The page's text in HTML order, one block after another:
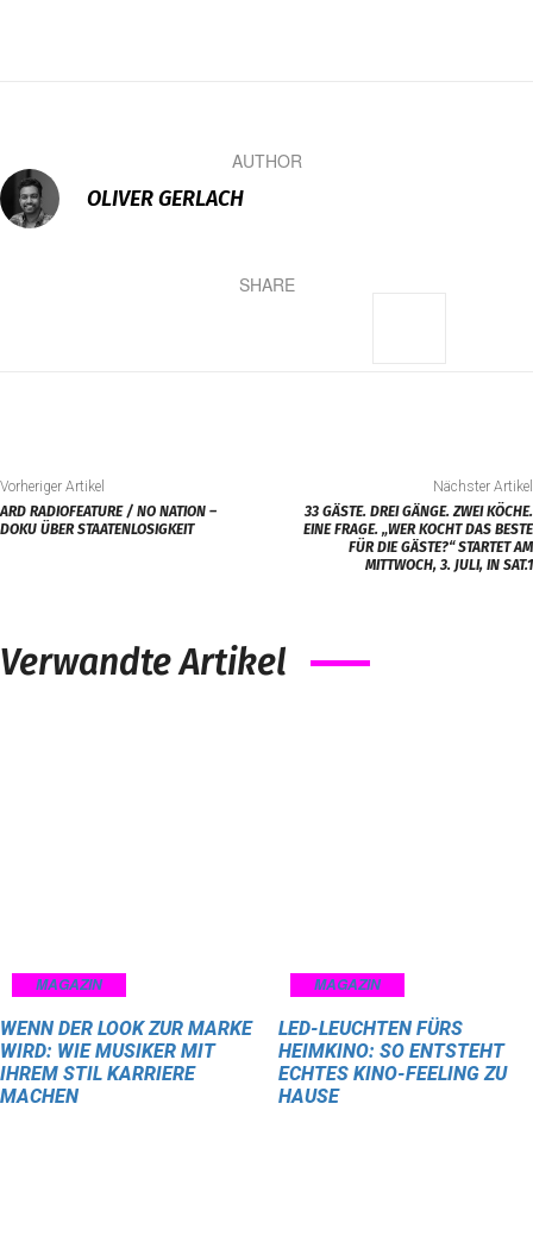
AUTHOR
OLIVER GERLACH
SHARE
Vorheriger Artikel
ARD RADIOFEATURE / NO NATION –
DOKU ÜBER STAATENLOSIGKEIT
Nächster Artikel
33 GÄSTE. DREI GÄNGE. ZWEI KÖCHE.
EINE FRAGE. „WER KOCHT DAS BESTE
FÜR DIE GÄSTE?“ STARTET AM
MITTWOCH, 3. JULI, IN SAT.1
Verwandte Artikel
MAGAZIN
WENN DER LOOK ZUR MARKE
WIRD: WIE MUSIKER MIT
IHREM STIL KARRIERE
MACHEN
MAGAZIN
LED-LEUCHTEN FÜRS
HEIMKINO: SO ENTSTEHT
ECHTES KINO-FEELING ZU
HAUSE